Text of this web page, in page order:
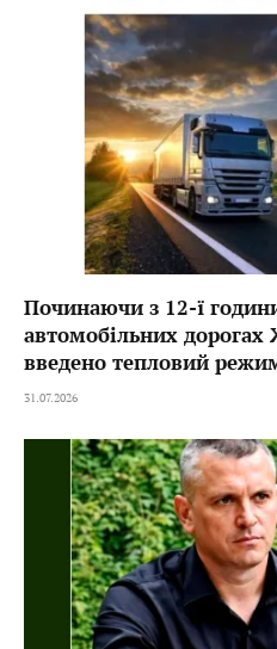
Починаючи з 12-ї
автомобільних
введено тепловий
31.07.2026